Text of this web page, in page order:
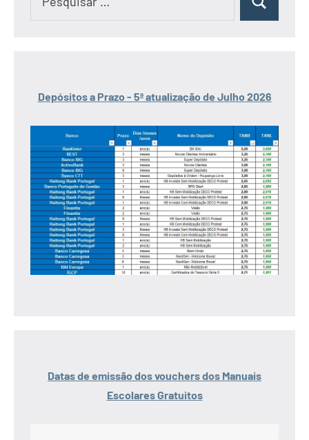
Pesquisar
Depósitos a Prazo - 5ª atualização de Julho 2026
Datas de emissão dos vouchers dos Manuais
Escolares Gratuitos